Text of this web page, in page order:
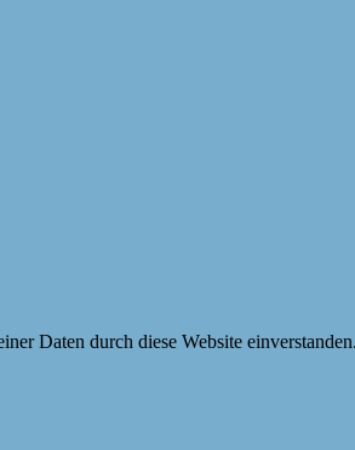
Daten durch diese Website